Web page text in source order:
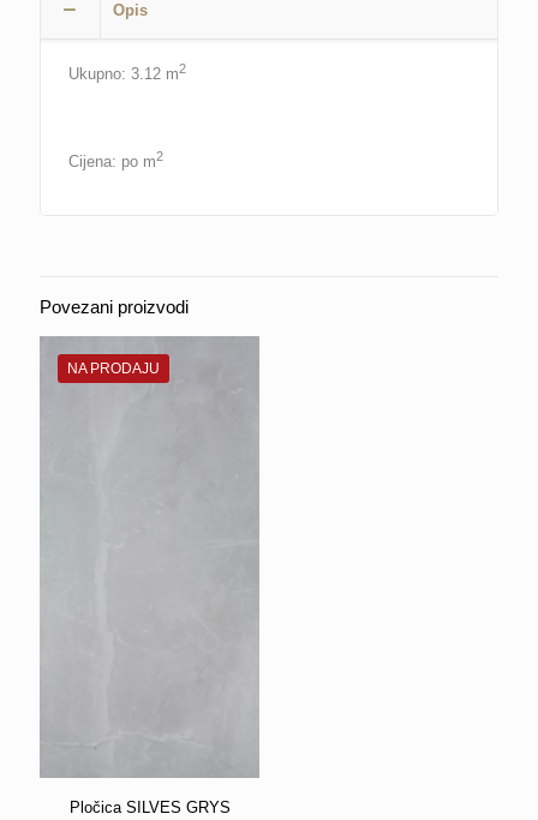
Opis
Ukupno: 3.12 m2
Cijena: po m2
Povezani proizvodi
NA PRODAJU
Pločica SILVES GRYS